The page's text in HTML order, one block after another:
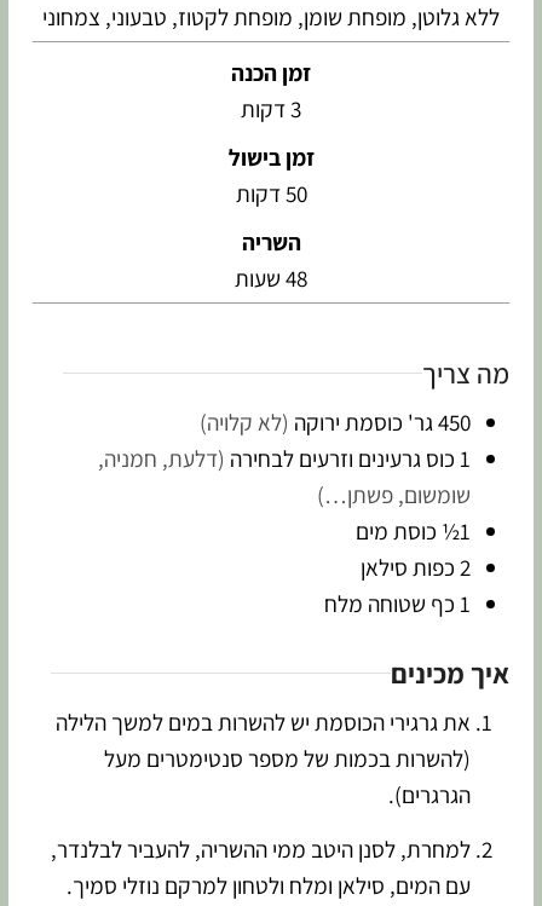
ללא גלוטן, מופחת שומן, מופחת לקטוז, טבעוני, צמחוני
זמן הכנה
3דקות
זמן בישול
50דקות
השריה
48שעות
מה צריך
450גר' כוסמת ירוקה (לא קלויה)
1 כוסגרעינים וזרעים לבחירה (דלעת, חמניה,
שומשום, פשתן…)
1½
כוסתמים
2כפותסילאן
1 כף שטוחה מלח
איך מכינים
את גרגירי הכוסמת יש להשרות במים למשך הלילה
(להשרות בכמות של מספר סנטימטרים מעל
הגרגרים).
למחרת, לסנן היטב ממי ההשריה, להעביר לבלנדר,
עם המים, סילאן ומלח ולטחון למרקם נוזלי סמיך.